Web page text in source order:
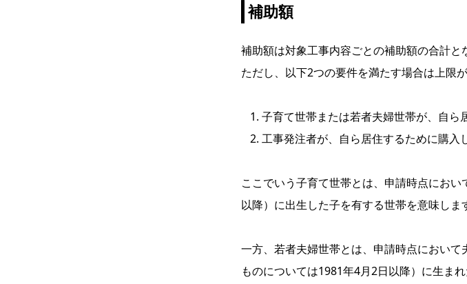
補助額
補助額は対象工事内容ごとの補助額の合計と
ただし、以下2つの要件を満たす場合は上限
子育て世帯または若者夫婦世帯が、自ら
工事発注者が、自ら居住するために購入
ここでいう子育て世帯とは、申請時点にお
以降）に出生した子を有する世帯を意味しま
一方、若者夫婦世帯とは、申請時点におい
ものについては1981年4月2日以降）に生まれ